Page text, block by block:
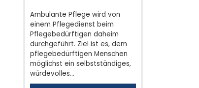
Ambulante Pflege wird von
einem Pflegedienst beim
Pflegebedürftigen daheim
durchgeführt. Ziel ist es, dem
pflegebedürftigen Menschen
möglichst ein selbstständiges,
würdevolles…